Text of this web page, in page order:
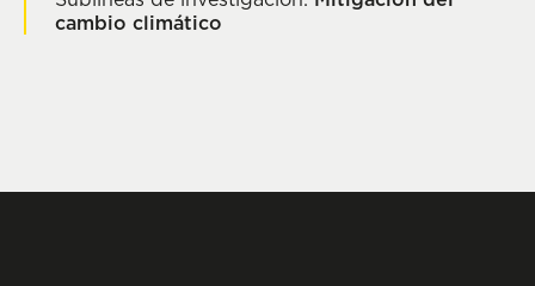
cambio climático